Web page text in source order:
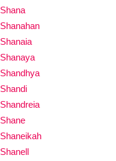
Shana
Shanahan
Shanaia
Shanaya
Shandhya
Shandi
Shandreia
Shane
Shaneikah
Shanell